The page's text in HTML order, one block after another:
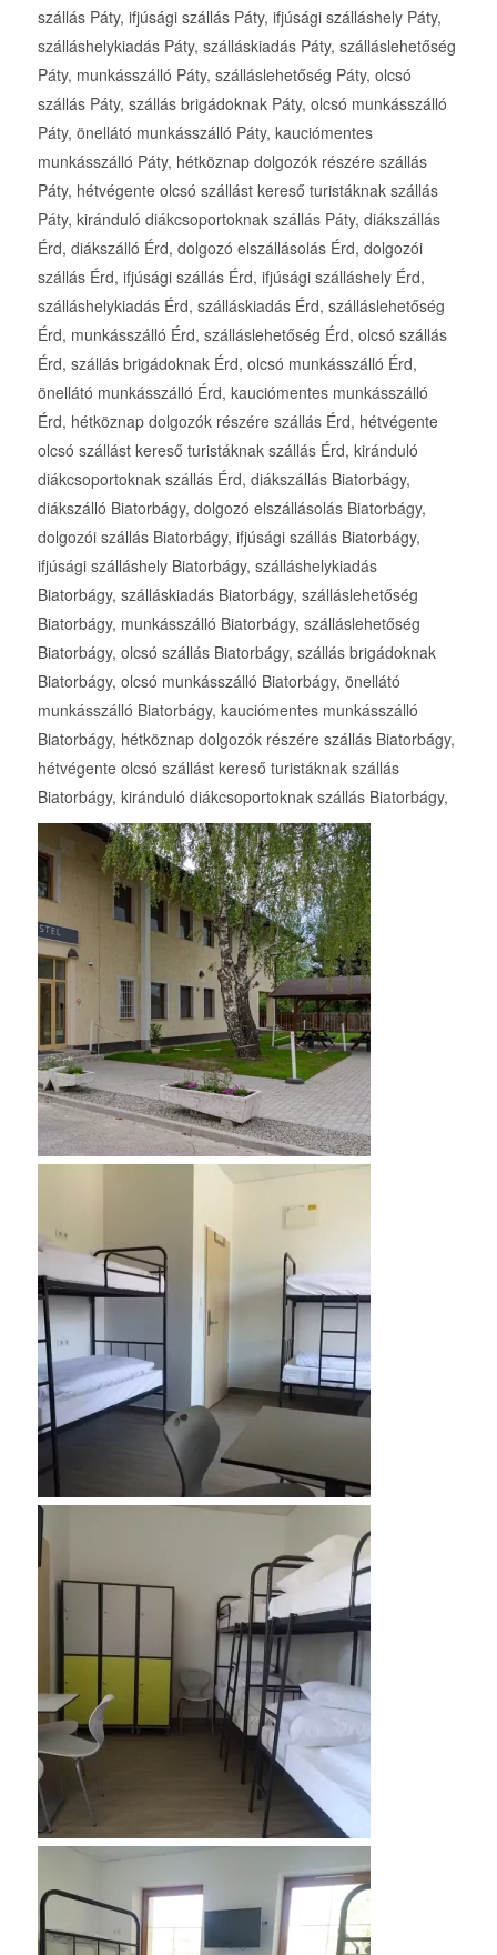
szállás Páty, ifjúsági szállás Páty, ifjúsági szálláshely Páty,
szálláshelykiadás Páty, szálláskiadás Páty, szálláslehetőség
Páty, munkásszálló Páty, szálláslehetőség Páty, olcsó
szállás Páty, szállás brigádoknak Páty, olcsó munkásszálló
Páty, önellátó munkásszálló Páty, kauciómentes
munkásszálló Páty, hétköznap dolgozók részére szállás
Páty, hétvégente olcsó szállást kereső turistáknak szállás
Páty, kiránduló diákcsoportoknak szállás Páty, diákszállás
Érd, diákszálló Érd, dolgozó elszállásolás Érd, dolgozói
szállás Érd, ifjúsági szállás Érd, ifjúsági szálláshely Érd,
szálláshelykiadás Érd, szálláskiadás Érd, szálláslehetőség
Érd, munkásszálló Érd, szálláslehetőség Érd, olcsó szállás
Érd, szállás brigádoknak Érd, olcsó munkásszálló Érd,
önellátó munkásszálló Érd, kauciómentes munkásszálló
Érd, hétköznap dolgozók részére szállás Érd, hétvégente
olcsó szállást kereső turistáknak szállás Érd, kiránduló
diákcsoportoknak szállás Érd, diákszállás Biatorbágy,
diákszálló Biatorbágy, dolgozó elszállásolás Biatorbágy,
dolgozói szállás Biatorbágy, ifjúsági szállás Biatorbágy,
ifjúsági szálláshely Biatorbágy, szálláshelykiadás
Biatorbágy, szálláskiadás Biatorbágy, szálláslehetőség
Biatorbágy, munkásszálló Biatorbágy, szálláslehetőség
Biatorbágy, olcsó szállás Biatorbágy, szállás brigádoknak
Biatorbágy, olcsó munkásszálló Biatorbágy, önellátó
munkásszálló Biatorbágy, kauciómentes munkásszálló
Biatorbágy, hétköznap dolgozók részére szállás Biatorbágy,
hétvégente olcsó szállást kereső turistáknak szállás
Biatorbágy, kiránduló diákcsoportoknak szállás Biatorbágy,